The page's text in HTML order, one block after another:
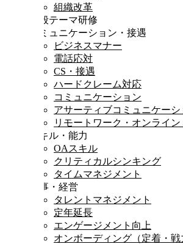
組織改革
一般テーマ研修
コミュニケーション・接遇
ビジネスマナー
電話応対
CS・接遇
ハードクレーム対応
コミュニケーション
アサーティブコミュニケーシ
リモートワーク・オンライ
スキル・能力
OAスキル
クリティカルシンキング
タイムマネジメント
人事・経営
タレントマネジメント
定年延長
エンゲージメント向上
オンボーディング（定着・戦